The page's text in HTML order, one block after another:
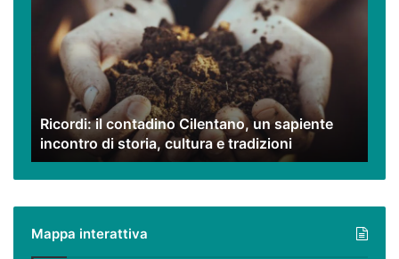
Cilentano,
sapiente
incontro
storia,
cultura
e
tradizioni
Ricordi: il contadino Cilentano, un sapiente
incontro di storia, cultura e tradizioni
Mappa interattiva